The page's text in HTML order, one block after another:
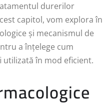
durerilor
capitol, vom explora în
și mecanismul de
a înțelege cum
utilizată în mod eficient.